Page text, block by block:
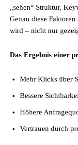
„sehen“ Struktur,
Genau diese
wird – nicht nur
Das Ergebnis einer
Mehr Klicks über
Bessere
Höhere
Vertrauen durch